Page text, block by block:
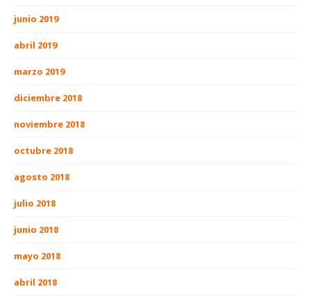
junio 2019
abril 2019
marzo 2019
diciembre 2018
noviembre 2018
octubre 2018
agosto 2018
julio 2018
junio 2018
mayo 2018
abril 2018